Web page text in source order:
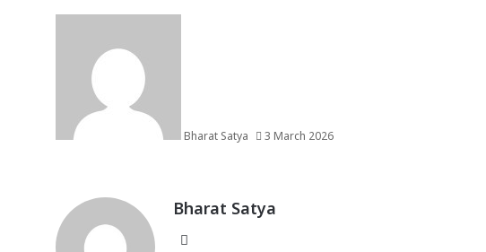
Bharat Satya 3 March 2026
Bharat Satya